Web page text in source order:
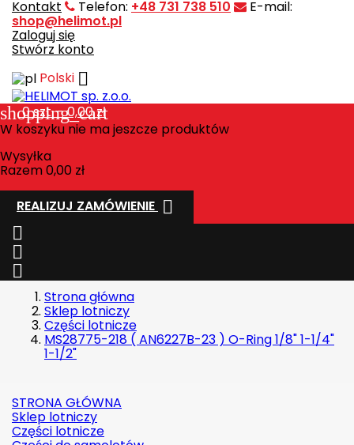
Kontakt Telefon: +48 731 738 510 E-mail:
shop@helimot.pl
Zaloguj się
Stwórz konto
Polski 
shopping_cart
0szt. - 0,00 zł
W koszyku nie ma jeszcze produktów
Wysyłka
Razem0,00 zł
REALIZUJ ZAMÓWIENIE 



Strona główna
Sklep lotniczy
Części lotnicze
MS28775-218 ( AN6227B-23 ) O-Ring 1/8" 1-1/4"
1-1/2"
STRONA GŁÓWNA
Sklep lotniczy
Części lotnicze